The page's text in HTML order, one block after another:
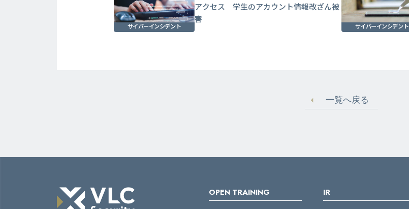
サイバーインシデント
アクセス 学生のアカウント情報改ざん被
害
サイバーインシデント
一覧へ戻る
OPEN TRAINING IR